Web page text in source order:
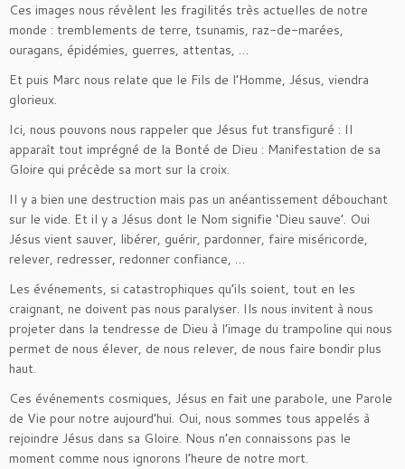
Ces images nous révèlent les fragilités très actuelles de notre
monde : tremblements de terre, tsunamis, raz-de-marées,
ouragans, épidémies, guerres, attentas, …
Et puis Marc nous relate que le Fils de l’Homme, Jésus, viendra
glorieux.
Ici, nous pouvons nous rappeler que Jésus fut transfiguré : Il
apparaît tout imprégné de la Bonté de Dieu : Manifestation de sa
Gloire qui précède sa mort sur la croix.
Il y a bien une destruction mais pas un anéantissement débouchant
sur le vide. Et il y a Jésus dont le Nom signifie ‘Dieu sauve’. Oui
Jésus vient sauver, libérer, guérir, pardonner, faire miséricorde,
relever, redresser, redonner confiance, …
Les événements, si catastrophiques qu’ils soient, tout en les
craignant, ne doivent pas nous paralyser. Ils nous invitent à nous
projeter dans la tendresse de Dieu à l’image du trampoline qui nous
permet de nous élever, de nous relever, de nous faire bondir plus
haut.
Ces événements cosmiques, Jésus en fait une parabole, une Parole
de Vie pour notre aujourd’hui. Oui, nous sommes tous appelés à
rejoindre Jésus dans sa Gloire. Nous n’en connaissons pas le
moment comme nous ignorons l’heure de notre mort.